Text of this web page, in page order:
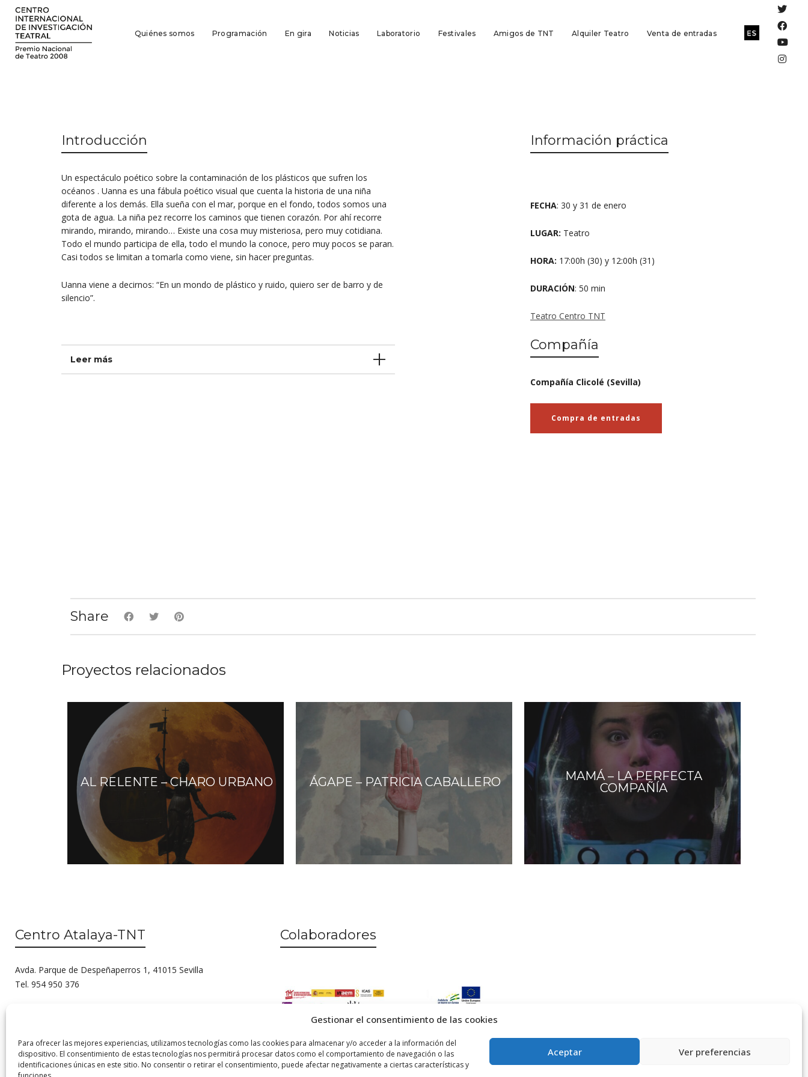
Gestionar el consentimiento de las cookies
Para ofrecer las mejores experiencias, utilizamos tecnologías como las cookies para almacenar y/o acceder a la información del
dispositivo. El consentimiento de estas tecnologías nos permitirá procesar datos como el comportamiento de navegación o las
identificaciones únicas en este sitio. No consentir o retirar el consentimiento, puede afectar negativamente a ciertas características y
Aceptar Ver preferencias
Quiénes somos Programación En gira Noticias Laboratorio Festivales Amigos de TNT Alquiler Teatro Venta de entradas
Introducción
Un espectáculo poético sobre la contaminación de los plásticos que sufren los
océanos . Uanna es una fábula poético visual que cuenta la historia de una niña
diferente a los demás. Ella sueña con el mar, porque en el fondo, todos somos una
gota de agua. La niña pez recorre los caminos que tienen corazón. Por ahí recorre
mirando, mirando, mirando… Existe una cosa muy misteriosa, pero muy cotidiana.
Todo el mundo participa de ella, todo el mundo la conoce, pero muy pocos se paran.
Casi todos se limitan a tomarla como viene, sin hacer preguntas.
Uanna viene a decirnos: “En un mondo de plástico y ruido, quiero ser de barro y de
silencio”.
Leer más
Información práctica
FECHA: 30 y 31 de enero
LUGAR: Teatro
HORA: 17:00h (30) y 12:00h (31)
DURACIÓN: 50 min
Teatro Centro TNT
Compañía
Compañía Clicolé (Sevilla)
Compra de entradas
Share
Proyectos relacionados
AL RELENTE – CHARO URBANO ÁGAPE – PATRICIA CABALLERO
MAMÁ – LA PERFECTA
COMPAÑÍA
Centro Atalaya-TNT
Avda. Parque de Despeñaperros 1, 41015 Sevilla
Tel. 954 950 376
Colaboradores